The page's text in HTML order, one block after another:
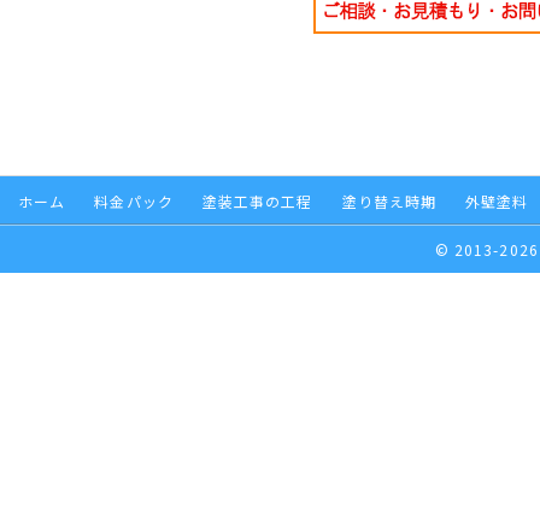
ホーム 料金パック 塗装工事の工程 塗り替え時期 外壁塗料
© 2013-2026